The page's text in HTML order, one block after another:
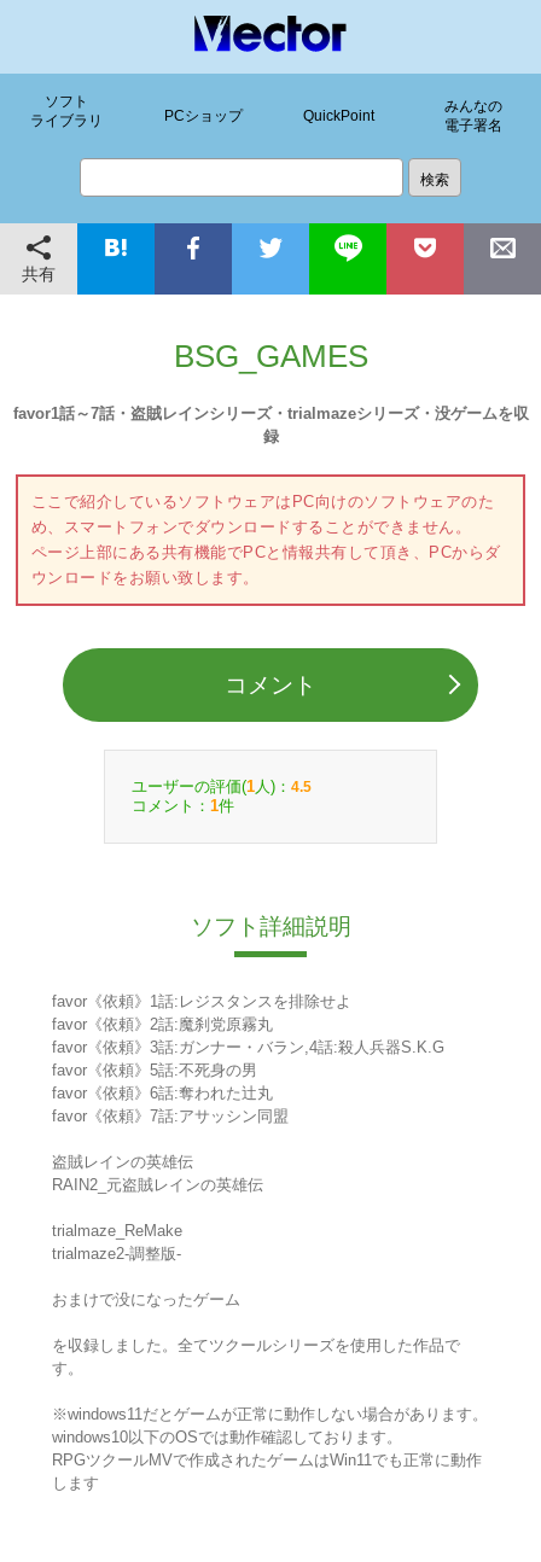
ソフト
ライブラリ
PCショップ QuickPoint
みんなの
電子署名
共有
BSG_GAMES
favor1話～7話・盗賊レインシリーズ・trialmazeシリーズ・没ゲームを収
録
ここで紹介しているソフトウェアはPC向けのソフトウェアのた
め、スマートフォンでダウンロードすることができません。
ページ上部にある共有機能でPCと情報共有して頂き、PCからダ
ウンロードをお願い致します。
コメント
ユーザーの評価(1 人)： 4.5
コメント： 1件
ソフト詳細説明
favor《依頼》1話:レジスタンスを排除せよ
favor《依頼》2話:魔刹党原霧丸
favor《依頼》3話:ガンナー・バラン,4話:殺人兵器S.K.G
favor《依頼》5話:不死身の男
favor《依頼》6話:奪われた辻丸
favor《依頼》7話:アサッシン同盟
盗賊レインの英雄伝
RAIN2_元盗賊レインの英雄伝
trialmaze_ReMake
trialmaze2-調整版-
おまけで没になったゲーム
を収録しました。全てツクールシリーズを使用した作品で
す。
※windows11だとゲームが正常に動作しない場合があります。
windows10以下のOSでは動作確認しております。
RPGツクールMVで作成されたゲームはWin11でも正常に動作
します